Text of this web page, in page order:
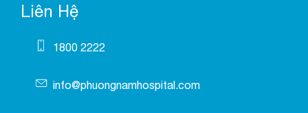
Liên Hệ
1800 2222
info@phuongnamhospital.com